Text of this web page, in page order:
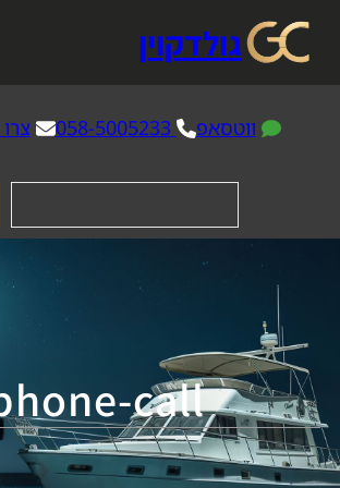
לתוכן
גולדקוין
ווטסאפ 058-5005233
call